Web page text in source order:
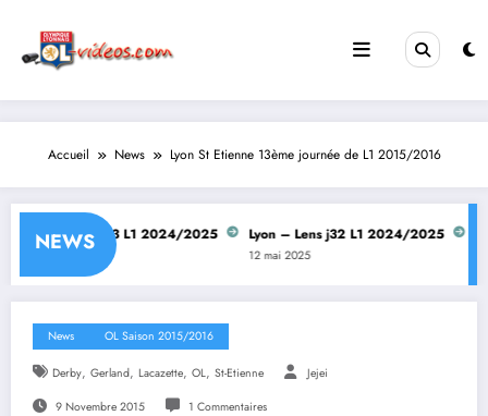
contenu
Accueil News Lyon St Etienne 13ème journée de L1 2015/2016
NEWS
Lyon – Lens j33 L1 2024/2025
12 mai 2025
Lyon – Lens j32 L1 2024/2025
12 mai 2025
News OL Saison 2015/2016
Derby, Gerland, Lacazette, OL, St-Etienne Jejei
9 Novembre 2015 1 Commentaires